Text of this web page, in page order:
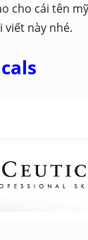
cho cái tên
viết này nhé.